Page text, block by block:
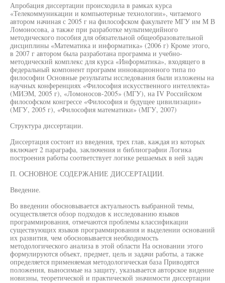
Апробация диссертации происходила в рамках курса
«Телекоммуникации и компьютерные технологии», читаемого
автором начиная с 2005 г на философском факультете МГУ им М В
Ломоносова, а также при разработке мультимедийного
методического пособия для обязательной общеобразовательной
дисциплины «Математика и информатика» (2006 г) Кроме этого,
в 2007 г автором была разработана программа и учебно-
методический комплекс для курса «Информатика», входящего в
федеральный компонент программ инновационного типа по
философии Основные результаты исследования были изложены на
научных конференциях «Философия искусственного интеллекта»
(МИЭМ, 2005 г), «Ломоносов-2005» (МГУ), на IV Российском
философском конгрессе «Философия и будущее цивилизации»
(МГУ, 2005 г), «Философия математики» (МГУ, 2007)
Структура диссертации.
Диссертация состоит из введения, трех глав, каждая из которых
включает 2 параграфа, заключения и библиографии Логика
построения работы соответствует логике решаемых в ней задач
П. ОСНОВНОЕ СОДЕРЖАНИЕ ДИССЕРТАЦИИ.
Введение.
Во введении обосновывается актуальность выбранной темы,
осуществляется обзор подходов к исследованию языков
программирования, отмечаются проблемы классификации
существующих языков программирования и выделении оснований
их развития, чем обосновывается необходимость
методологического анализа в этой области На основании этого
формулируются объект, предмет, цель и задачи работы, а также
определяется применяемая методологическая база Приводятся
положения, выносимые на защиту, указывается авторское видение
новизны, теоретической и практической значимости диссертации